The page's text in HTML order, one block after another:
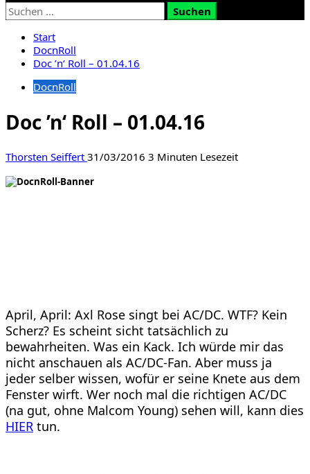
Suchen
nach:
Start
DocnRoll
Doc ’n‘ Roll – 01.04.16
DocnRoll
Doc ’n‘ Roll – 01.04.16
Thorsten Seiffert 31/03/2016 3 Minuten Lesezeit
April, April: Axl Rose singt bei AC/DC. WTF? Kein
Scherz? Es scheint sicht tatsächlich zu
bewahrheiten. Was ein Kack. Ich würde mir das
nicht anschauen als AC/DC-Fan. Aber muss ja
jeder selber wissen, wofür er seine Knete aus dem
Fenster wirft. Wer noch mal die richtigen AC/DC
(na gut, ohne Malcom Young) sehen will, kann dies
HIER tun.